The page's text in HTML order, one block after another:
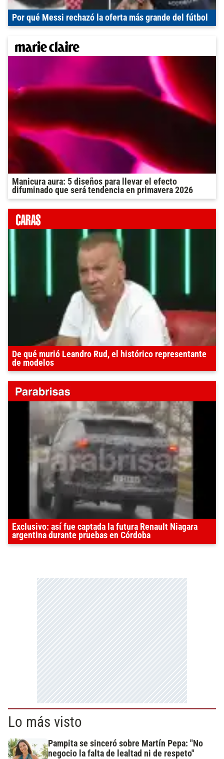
Por qué Messi rechazó la oferta más grande del fútbol
Manicura aura: 5 diseños para llevar el efecto
difuminado que será tendencia en primavera 2026
De qué murió Leandro Rud, el histórico representante
de modelos
Exclusivo: así fue captada la futura Renault Niagara
argentina durante pruebas en Córdoba
Lo más visto
Pampita se sinceró sobre Martín Pepa: "No
negocio la falta de lealtad ni de respeto"